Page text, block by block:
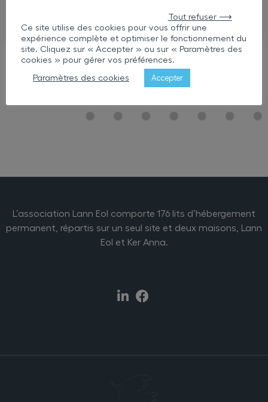
L’association Lann Eol comporte 176 lits d’hébergement
permanent, répartis sur un seul site et deux maisons, Lann
Eol et Ker Anna.
Tout refuser ⟶
Ce site utilise des cookies pour vous offrir une
expérience complète et optimiser le fonctionnement du
site. Cliquez sur « Accepter » ou sur « Paramètres des
cookies » pour gérer vos préférences.
Paramètres des cookies
Accepter